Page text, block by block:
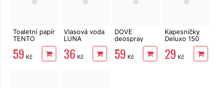
Toaletní papír
TENTO
3vrstvý 8 rolí,
144 m
59 Kč
Vlasová voda
LUNA
kopřivová 120
ml
36 Kč
DOVE
deospray
Advanced
Care Original
150 ml
59 Kč
Kapesníčky
Deluxo 150
ks 3vrstvé v
krabičce,
šedé květy
29 Kč